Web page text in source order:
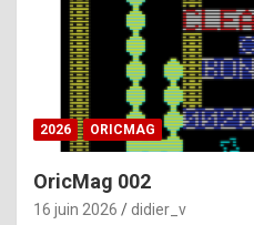
i
i
2026 ORICMAG
OricMag 002
16 juin 2026 didier_v